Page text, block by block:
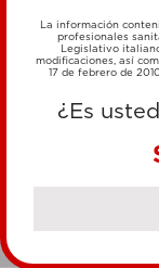
La información
profesionales
Legislativo
modificaciones, así
17 de febrero de
¿Es